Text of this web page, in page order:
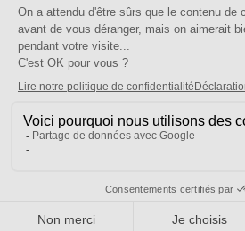
Politique de confidentialité